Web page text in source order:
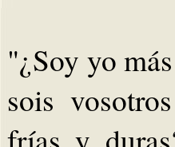
"¿Soy yo
sois